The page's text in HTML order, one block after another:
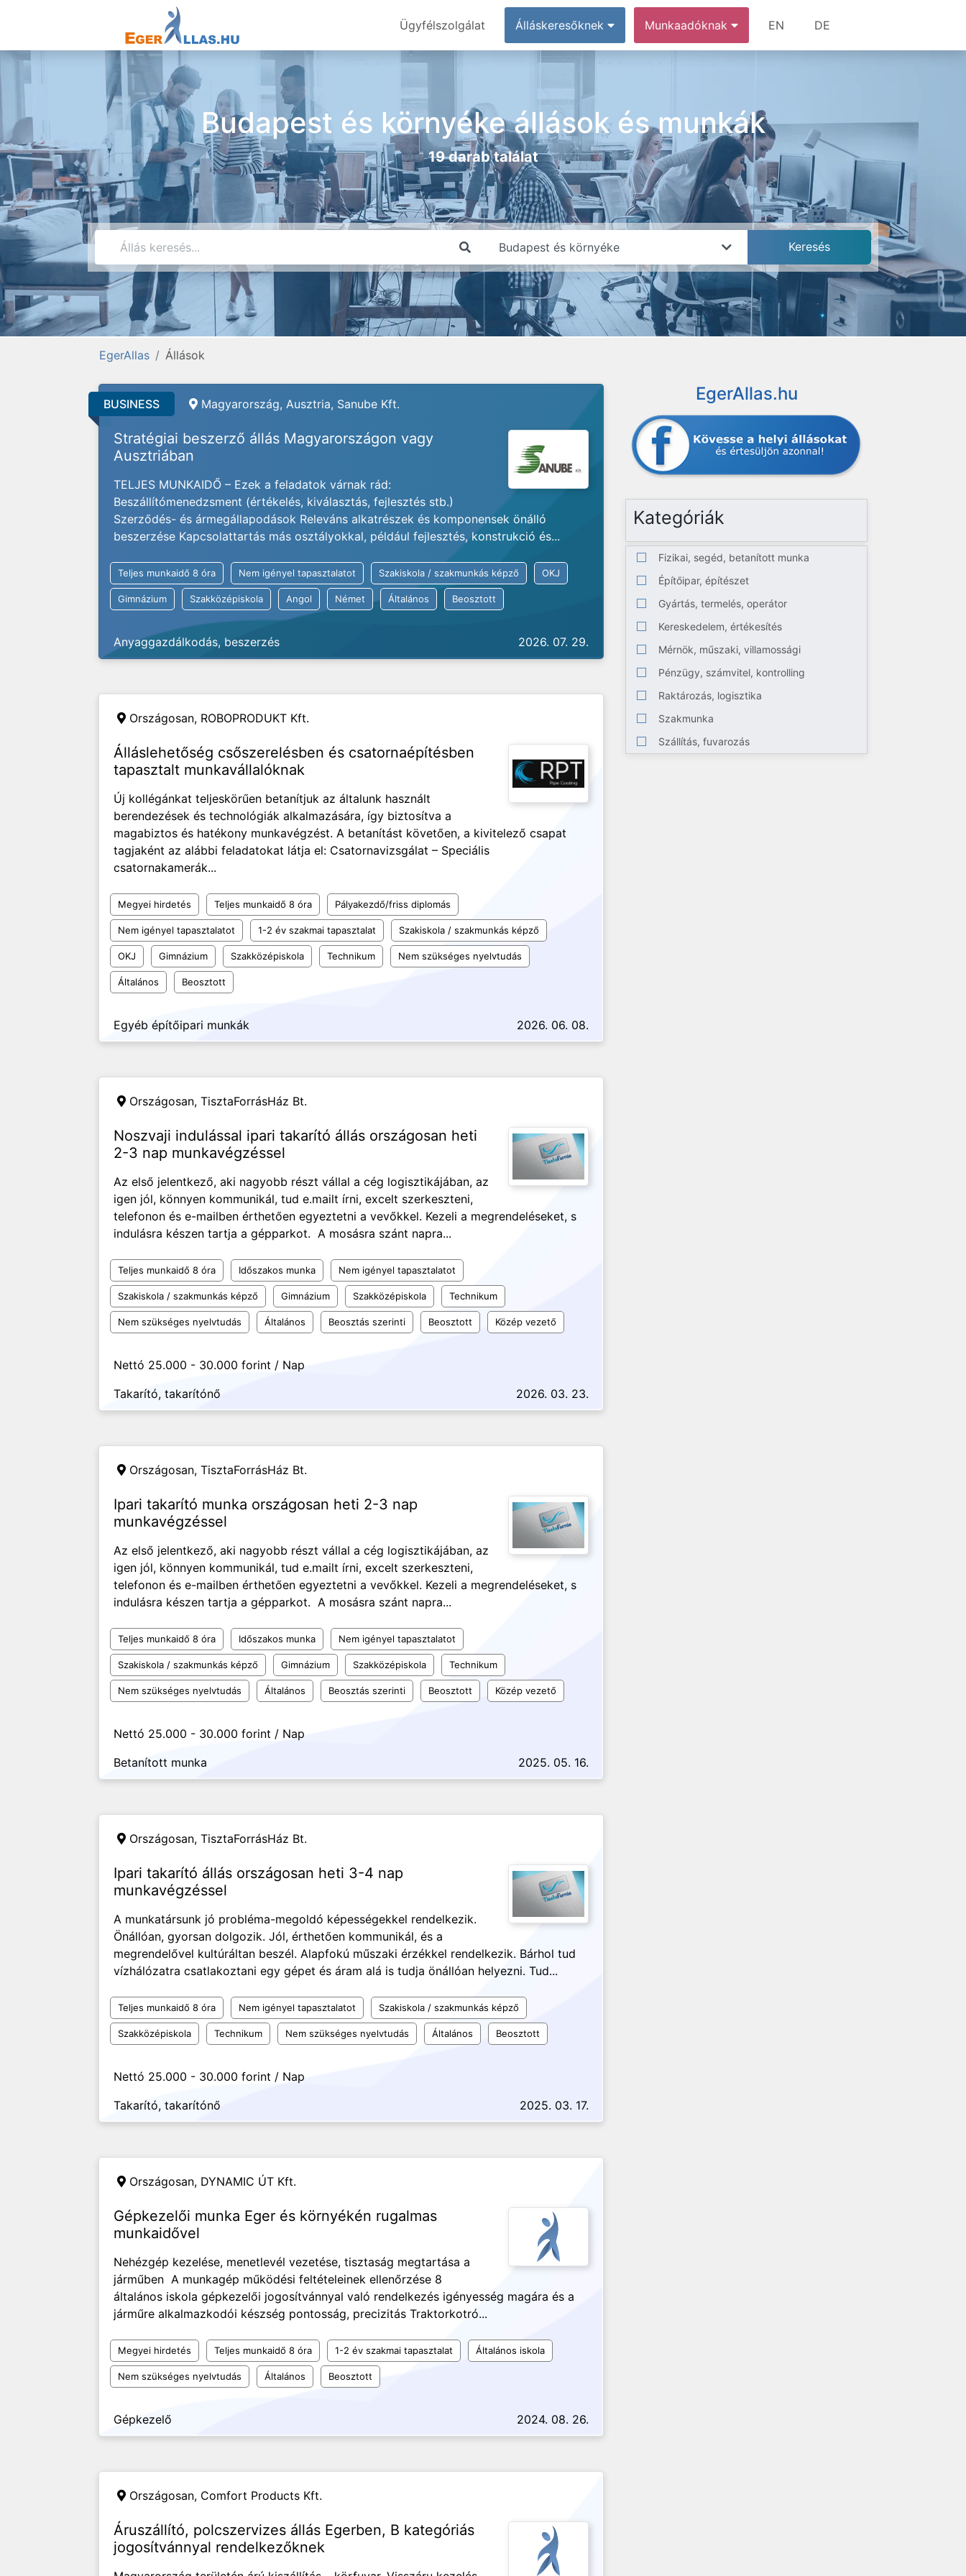
Ügyfélszolgálat Álláskeresőknek Munkaadóknak EN DE
Budapest és környéke állások és munkák
19 darab találat
EgerAllas Állások
BUSINESS Magyarország, Ausztria, Sanube Kft.
Stratégiai beszerző állás Magyarországon vagy
Ausztriában
TELJES MUNKAIDŐ – Ezek a feladatok várnak rád:
Beszállítómenedzsment (értékelés, kiválasztás, fejlesztés stb.)
Szerződés- és ármegállapodások Releváns alkatrészek és komponensek önálló
beszerzése Kapcsolattartás más osztályokkal, például fejlesztés, konstrukció és...
Teljes munkaidő 8 óra Nem igényel tapasztalatot Szakiskola / szakmunkás képző OKJ
Gimnázium Szakközépiskola Angol Német Általános Beosztott
Anyaggazdálkodás, beszerzés 2026. 07. 29.
Országosan, ROBOPRODUKT Kft.
Álláslehetőség csőszerelésben és csatornaépítésben
tapasztalt munkavállalóknak
Új kollégánkat teljeskörűen betanítjuk az általunk használt
berendezések és technológiák alkalmazására, így biztosítva a
magabiztos és hatékony munkavégzést. A betanítást követően, a kivitelező csapat
tagjaként az alábbi feladatokat látja el: Csatornavizsgálat – Speciális
csatornakamerák...
Megyei hirdetés Teljes munkaidő 8 óra Pályakezdő/friss diplomás
Nem igényel tapasztalatot 1-2 év szakmai tapasztalat Szakiskola / szakmunkás képző
OKJ Gimnázium Szakközépiskola Technikum Nem szükséges nyelvtudás
Általános Beosztott
Egyéb építőipari munkák 2026. 06. 08.
Országosan, TisztaForrásHáz Bt.
Noszvaji indulással ipari takarító állás országosan heti
2-3 nap munkavégzéssel
Az első jelentkező, aki nagyobb részt vállal a cég logisztikájában, az
igen jól, könnyen kommunikál, tud e.mailt írni, excelt szerkeszteni,
telefonon és e-mailben érthetően egyeztetni a vevőkkel. Kezeli a megrendeléseket, s
indulásra készen tartja a gépparkot. A mosásra szánt napra...
Teljes munkaidő 8 óra Időszakos munka Nem igényel tapasztalatot
Szakiskola / szakmunkás képző Gimnázium Szakközépiskola Technikum
Nem szükséges nyelvtudás Általános Beosztás szerinti Beosztott Közép vezető
Nettó 25.000 - 30.000 forint / Nap
Takarító, takarítónő
2026. 03. 23.
Országosan, TisztaForrásHáz Bt.
Ipari takarító munka országosan heti 2-3 nap
munkavégzéssel
Az első jelentkező, aki nagyobb részt vállal a cég logisztikájában, az
igen jól, könnyen kommunikál, tud e.mailt írni, excelt szerkeszteni,
telefonon és e-mailben érthetően egyeztetni a vevőkkel. Kezeli a megrendeléseket, s
indulásra készen tartja a gépparkot. A mosásra szánt napra...
Teljes munkaidő 8 óra Időszakos munka Nem igényel tapasztalatot
Szakiskola / szakmunkás képző Gimnázium Szakközépiskola Technikum
Nem szükséges nyelvtudás Általános Beosztás szerinti Beosztott Közép vezető
Nettó 25.000 - 30.000 forint / Nap
Betanított munka
2025. 05. 16.
Országosan, TisztaForrásHáz Bt.
Ipari takarító állás országosan heti 3-4 nap
munkavégzéssel
A munkatársunk jó probléma-megoldó képességekkel rendelkezik.
Önállóan, gyorsan dolgozik. Jól, érthetően kommunikál, és a
megrendelővel kultúráltan beszél. Alapfokú műszaki érzékkel rendelkezik. Bárhol tud
vízhálózatra csatlakoztani egy gépet és áram alá is tudja önállóan helyezni. Tud...
Teljes munkaidő 8 óra Nem igényel tapasztalatot Szakiskola / szakmunkás képző
Szakközépiskola Technikum Nem szükséges nyelvtudás Általános Beosztott
Nettó 25.000 - 30.000 forint / Nap
Takarító, takarítónő
2025. 03. 17.
Országosan, DYNAMIC ÚT Kft.
Gépkezelői munka Eger és környékén rugalmas
munkaidővel
Nehézgép kezelése, menetlevél vezetése, tisztaság megtartása a
járműben A munkagép működési feltételeinek ellenőrzése 8
általános iskola gépkezelői jogosítvánnyal való rendelkezés igényesség magára és a
járműre alkalmazkodói készség pontosság, precizitás Traktorkotró...
Megyei hirdetés Teljes munkaidő 8 óra 1-2 év szakmai tapasztalat Általános iskola
Nem szükséges nyelvtudás Általános Beosztott
Gépkezelő 2024. 08. 26.
Országosan, Comfort Products Kft.
Áruszállító, polcszervizes állás Egerben, B kategóriás
jogosítvánnyal rendelkezőknek
EgerAllas.hu
Kategóriák
Fizikai, segéd, betanított munka
Építőipar, építészet
Gyártás, termelés, operátor
Kereskedelem, értékesítés
Mérnök, műszaki, villamossági
Pénzügy, számvitel, kontrolling
Raktározás, logisztika
Szakmunka
Szállítás, fuvarozás